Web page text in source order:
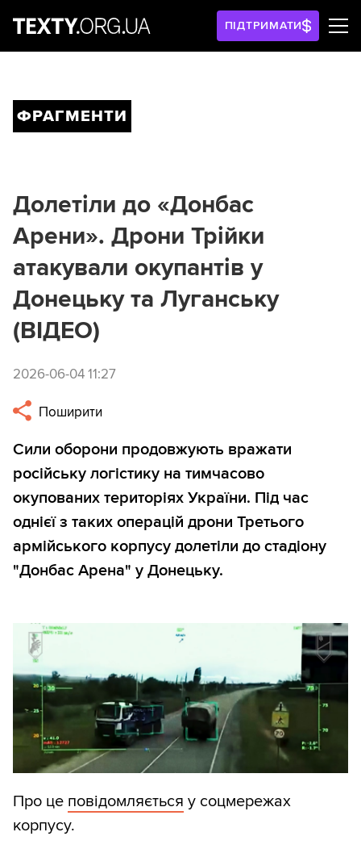
ПІДТРИМАТИ
ФРАГМЕНТИ
Долетіли до «Донбас
Арени». Дрони Трійки
атакували окупантів у
Донецьку та Луганську
(ВІДЕО)
2026-06-04 11:27
Поширити
Сили оборони продовжують вражати
російську логістику на тимчасово
окупованих територіях України. Під час
однієї з таких операцій дрони Третього
армійського корпусу долетіли до стадіону
"Донбас Арена" у Донецьку.
Про це повідомляється у соцмережах
корпусу.